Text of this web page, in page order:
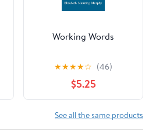
Working Words
★★★★☆ (46)
$5.25
See all the same products